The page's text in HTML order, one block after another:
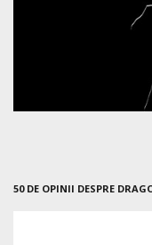
50 DE OPINII DESPRE